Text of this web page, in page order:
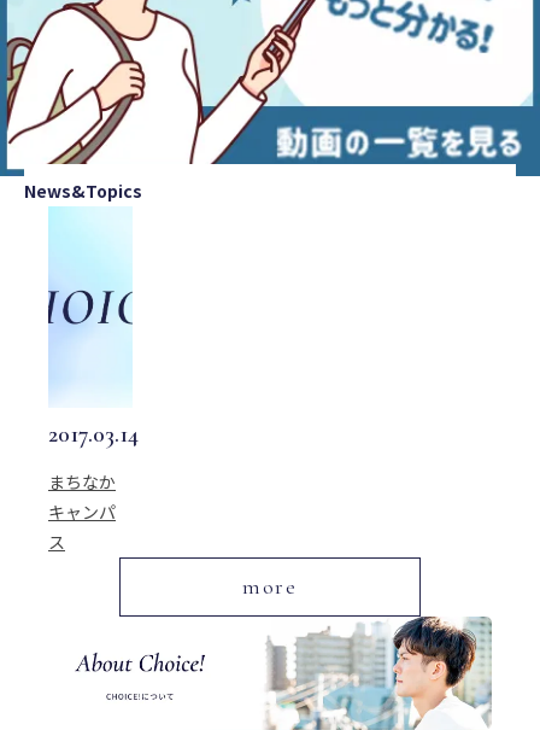
News&Topics
2017.03.14
まちなか
キャンパ
ス
more